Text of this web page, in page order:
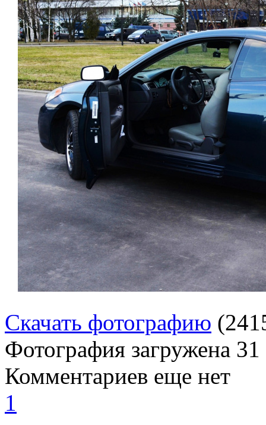
Скачать фотографию
Фотография загружена
Комментариев еще нет
1